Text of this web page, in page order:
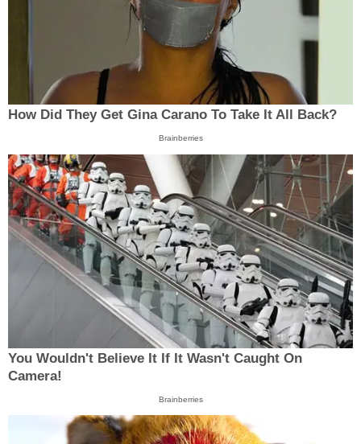
How Did They Get Gina Carano To Take It All Back?
Brainberries
You Wouldn't Believe It If It Wasn't Caught On
Camera!
Brainberries